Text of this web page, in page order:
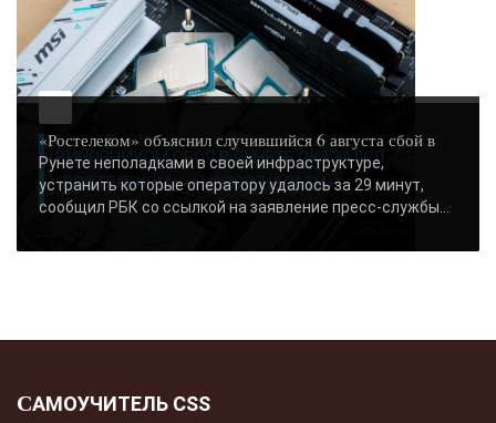
ВИНОВНИКОМ СБОЯ В РУНЕТЕ ОКАЗАЛСЯ
«РОСТЕЛЕКОМ» - «НОВОСТИ СЕТИ»..
«Ростелеком» объяснил случившийся 6 августа сбой в
Рунете неполадками в своей инфраструктуре,
устранить которые оператору удалось за 29 минут,
сообщил РБК со ссылкой на заявление пресс-службы...
САМОУЧИТЕЛЬ CSS